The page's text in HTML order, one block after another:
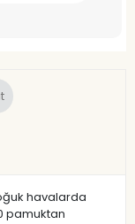
havalarda
pamuktan